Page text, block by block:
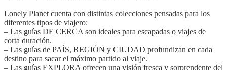
Lonely Planet cuenta con distintas colecciones pensadas para los
diferentes tipos de viajero:
– Las guías DE CERCA son ideales para escapadas o viajes de
corta duración.
– Las guías de PAÍS, REGIÓN y CIUDAD profundizan en cada
destino para sacar el máximo partido al viaje.
– Las guías EXPLORA ofrecen una visión fresca y sorprendente del